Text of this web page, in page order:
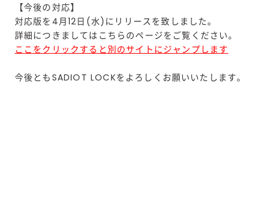
【今後の対応】
対応版を4月12日(水)にリリースを致しました。
詳細につきましてはこちらのページをご覧ください。
ここをクリックすると別のサイトにジャンプします
今後ともSADIOT LOCKをよろしくお願いいたします。